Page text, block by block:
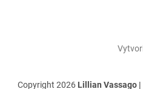
Copyright 2026 Lillian Vassago |